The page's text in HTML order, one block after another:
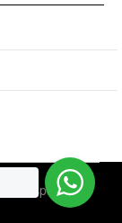
Newspaperly